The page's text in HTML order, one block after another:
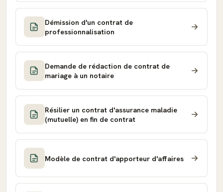
Démission d'un contrat de
professionnalisation
Demande de rédaction de contrat de
mariage à un notaire
Résilier un contrat d'assurance maladie
(mutuelle) en fin de contrat
Modèle de contrat d'apporteur d'affaires